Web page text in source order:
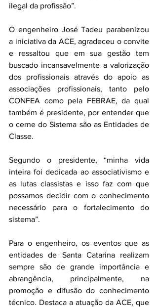
ilegal da profissão”.
O engenheiro José Tadeu parabenizou
a iniciativa da ACE, agradeceu o convite
e ressaltou que em sua gestão tem
buscado incansavelmente a valorização
dos profissionais através do apoio as
associações profissionais, tanto pelo
CONFEA como pela FEBRAE, da qual
também é presidente, por entender que
o cerne do Sistema são as Entidades de
Classe.
Segundo o presidente, “minha vida
inteira foi dedicada ao associativismo e
as lutas classistas e isso faz com que
possamos decidir com o conhecimento
necessário para o fortalecimento do
sistema”.
Para o engenheiro, os eventos que as
entidades de Santa Catarina realizam
sempre são de grande importância e
abrangência, principalmente, na
promoção e difusão do conhecimento
técnico. Destaca a atuação da ACE, que